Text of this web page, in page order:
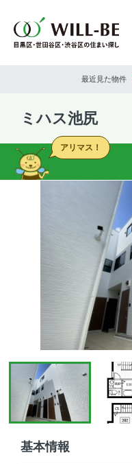
最近見た物件
ミハス池尻
アリマス！
基本情報